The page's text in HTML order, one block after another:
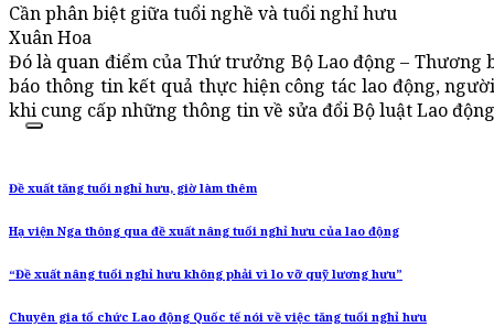
Cần phân biệt giữa tuổi nghề và tuổi nghỉ hưu
Xuân Hoa
Đó là quan điểm của Thứ trưởng Bộ Lao động – Thương
báo thông tin kết quả thực hiện công tác lao động,
khi cung cấp những thông tin về sửa đổi Bộ luật Lao
Đề xuất tăng tuổi nghỉ hưu, giờ làm thêm
Hạ viện Nga thông qua đề xuất nâng tuổi nghỉ hưu của lao động
“Đề xuất nâng tuổi nghỉ hưu không phải vì lo vỡ quỹ lương hưu”
Chuyên gia tổ chức Lao động Quốc tế nói về việc tăng tuổi nghỉ hưu